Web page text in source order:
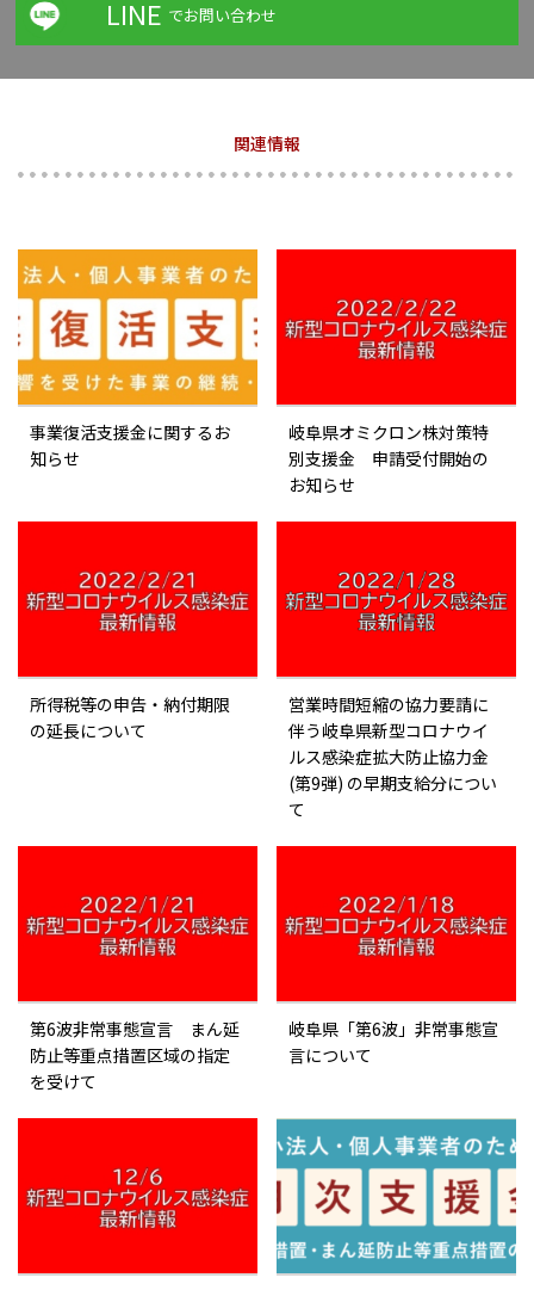
LINE でお問い合わせ
関連情報
事業復活支援金に関するお
知らせ
岐阜県オミクロン株対策特
別支援金 申請受付開始の
お知らせ
所得税等の申告・納付期限
の延長について
営業時間短縮の協力要請に
伴う岐阜県新型コロナウイ
ルス感染症拡大防止協力金
(第9弾) の早期支給分につい
て
第6波非常事態宣言 まん延
防止等重点措置区域の指定
を受けて
岐阜県「第6波」非常事態宣
言について